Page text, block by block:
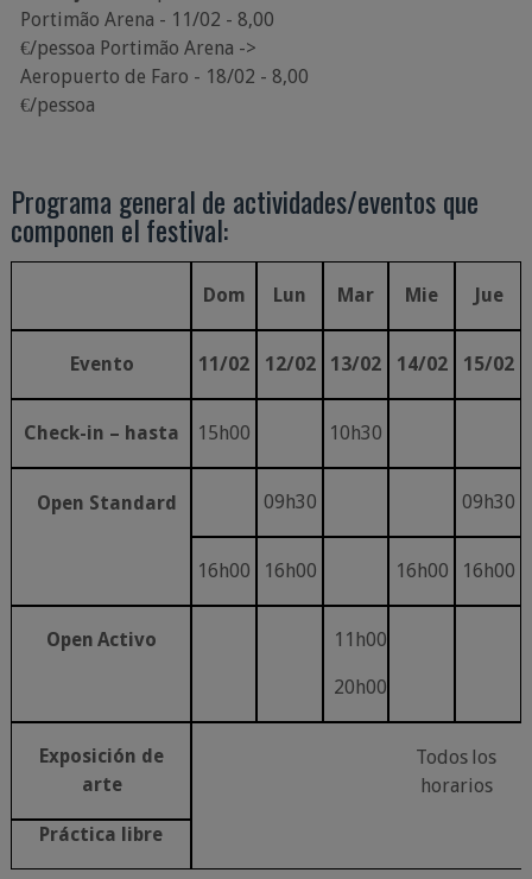
Portimão Arena - 11/02 - 8,00
€/pessoa Portimão Arena ->
Aeropuerto de Faro - 18/02 - 8,00
€/pessoa
Programa generalde actividades/eventosque
componenelfestival:
Dom Lun Mar Mie Jue
Evento 11/02 12/02 13/02 14/02 15/02
Check-in – hasta 15h00 10h30
Open Standard 09h30 09h30
16h00 16h00 16h00 16h00
Open Activo 11h00
20h00
Exposición de
arte
Todos los
horarios
Práctica libre